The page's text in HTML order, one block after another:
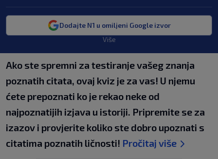
Dodajte N1 u omiljeni Google izvor
Više
Ako ste spremni za testiranje vašeg znanja
poznatih citata, ovaj kviz je za vas! U njemu
ćete prepoznati ko je rekao neke od
najpoznatijih izjava u istoriji. Pripremite se za
izazov i provjerite koliko ste dobro upoznati s
citatima poznatih ličnosti! Pročitaj više